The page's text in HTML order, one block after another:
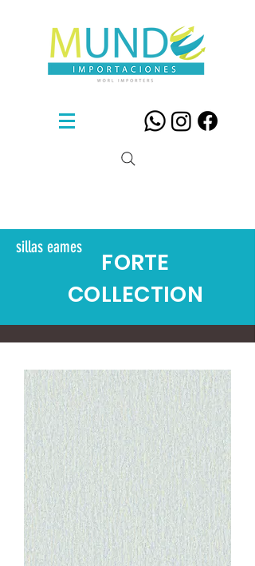
FORTE
COLLECTION
sillas eames